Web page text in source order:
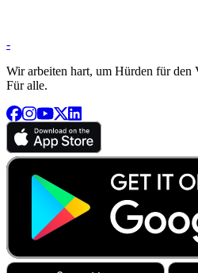
-
Wir arbeiten hart, um Hürden für den
Für alle.